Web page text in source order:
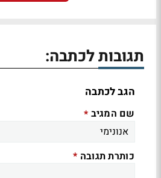
תגובות לכתבה:
הגב לכתבה
שם המגיב *
כותרת תגובה *